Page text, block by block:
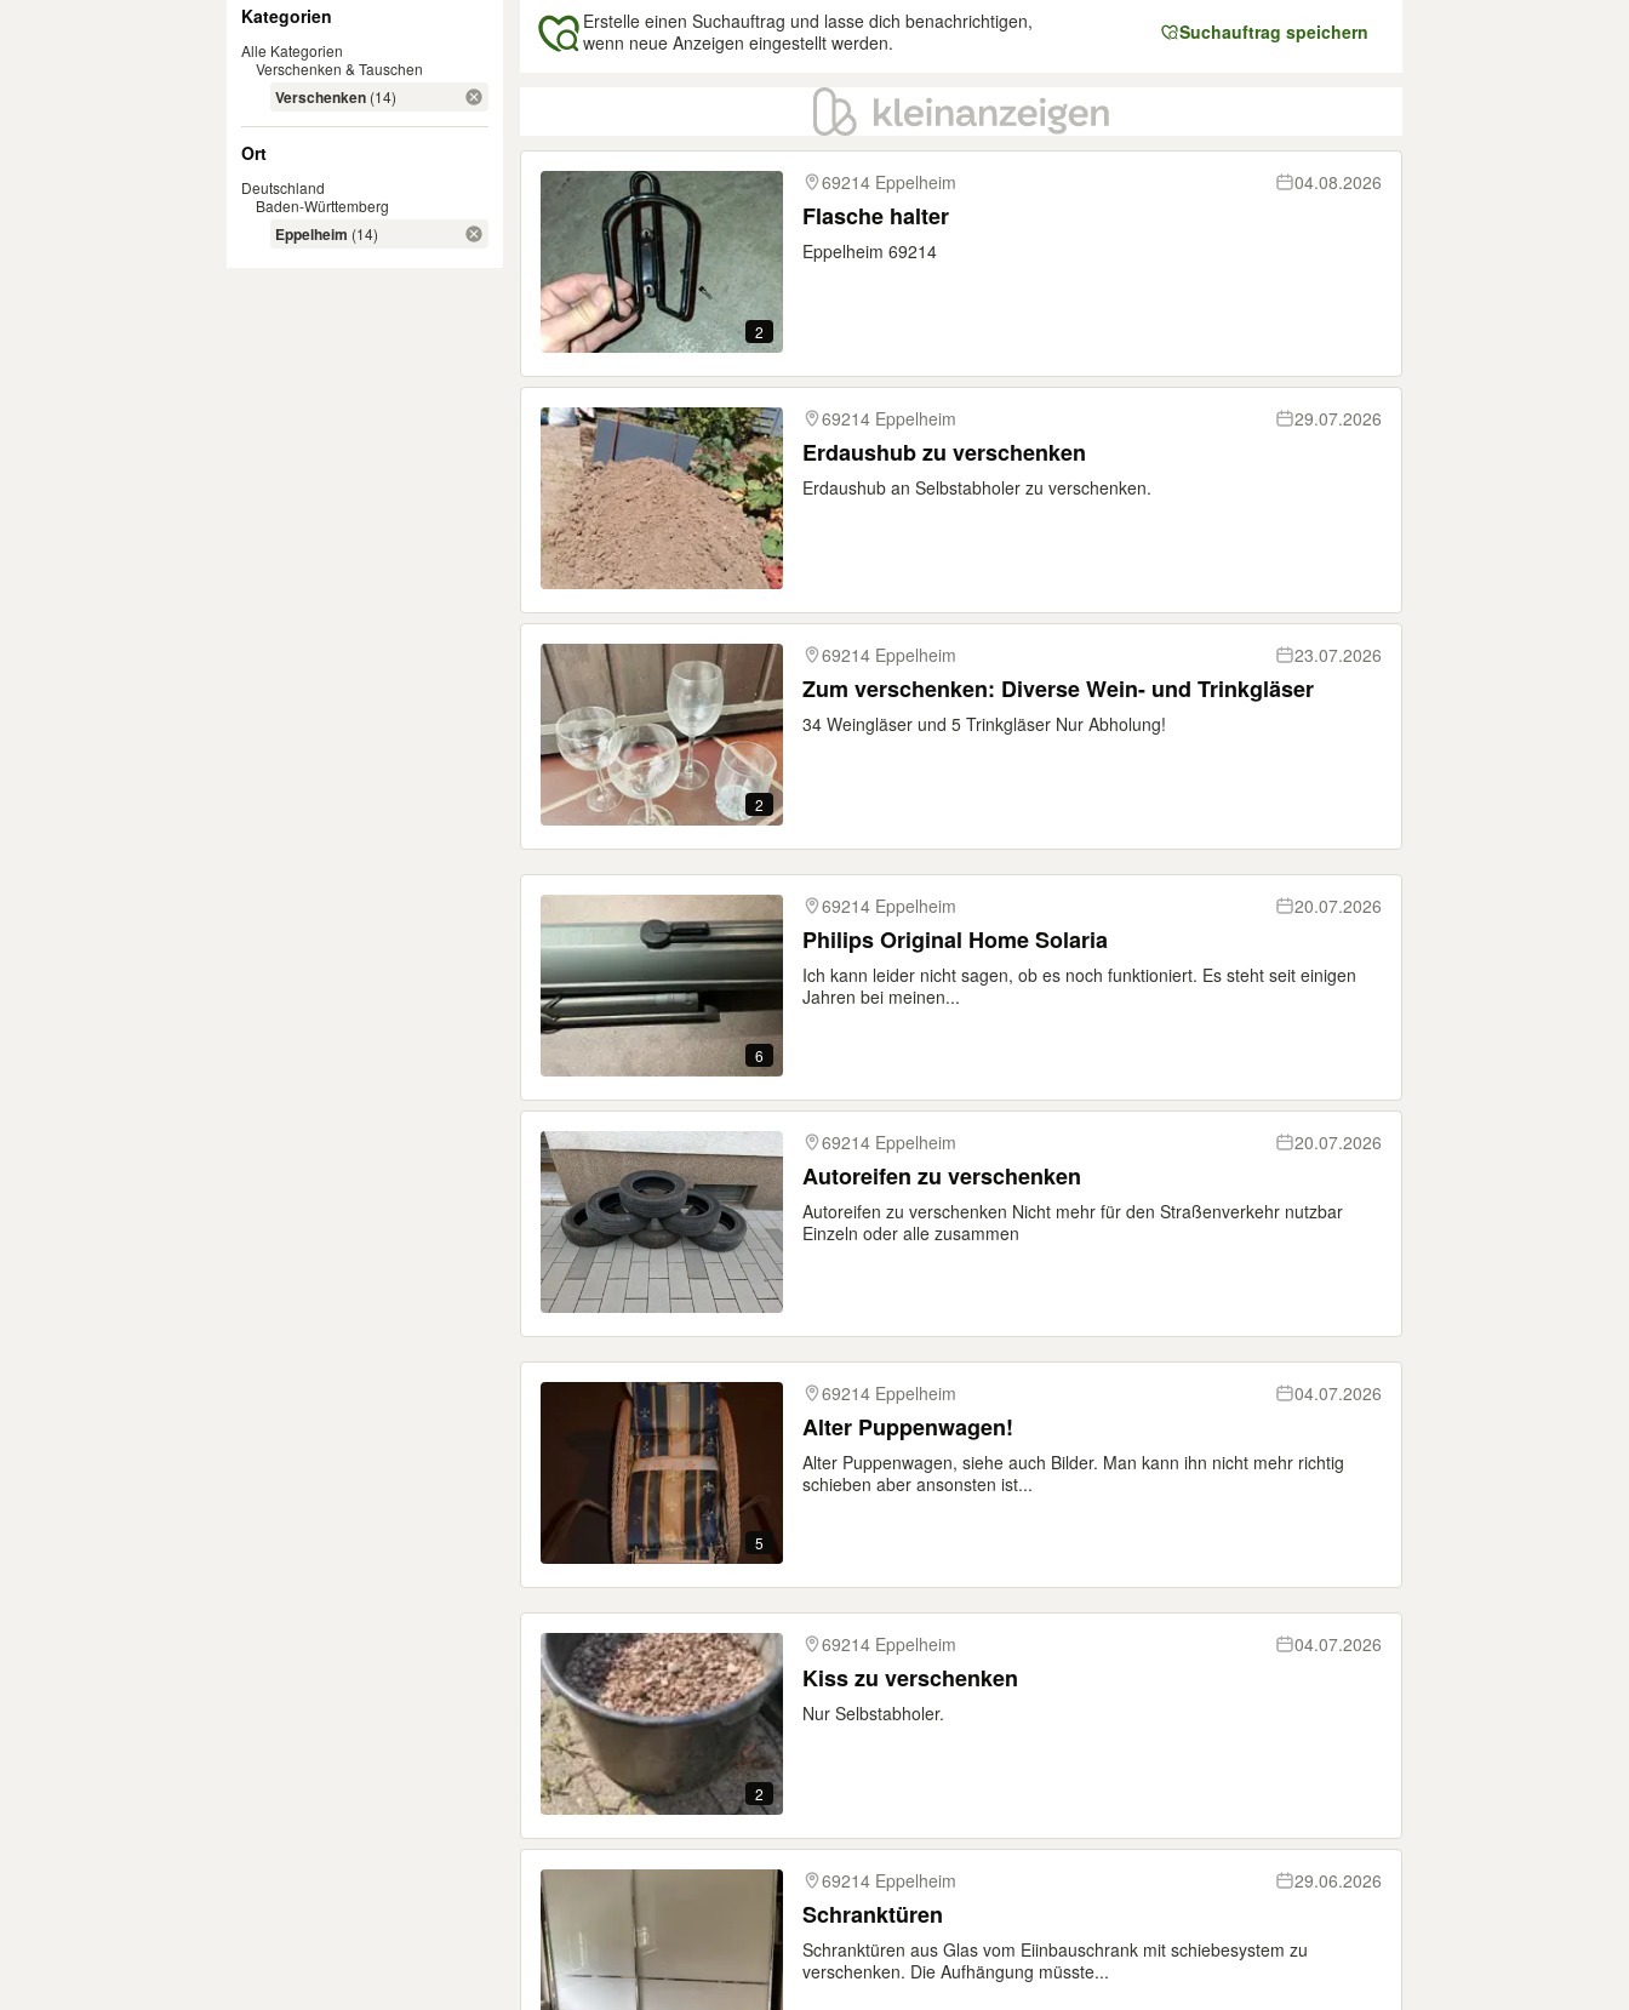
Kategorien
Alle Kategorien
Verschenken & Tauschen
Verschenken (14)
Ort
Deutschland
Baden-Württemberg
Eppelheim (14)
Erstelle einen Suchauftrag und lasse dich benachrichtigen,
wenn neue Anzeigen eingestellt werden.
Suchauftrag speichern
Ergebnisse
2
69214 Eppelheim 04.08.2026
Flasche halter
Eppelheim 69214
69214 Eppelheim 29.07.2026
Erdaushub zu verschenken
Erdaushub an Selbstabholer zu verschenken.
2
69214 Eppelheim 23.07.2026
Zum verschenken: Diverse Wein- und Trinkgläser
34 Weingläser und 5 Trinkgläser Nur Abholung!
6
69214 Eppelheim 20.07.2026
Philips Original Home Solaria
Ich kann leider nicht sagen, ob es noch funktioniert. Es steht seit einigen
Jahren bei meinen...
69214 Eppelheim 20.07.2026
Autoreifen zu verschenken
Autoreifen zu verschenken Nicht mehr für den Straßenverkehr nutzbar
Einzeln oder alle zusammen
5
69214 Eppelheim 04.07.2026
Alter Puppenwagen!
Alter Puppenwagen, siehe auch Bilder. Man kann ihn nicht mehr richtig
schieben aber ansonsten ist...
2
69214 Eppelheim 04.07.2026
Kiss zu verschenken
Nur Selbstabholer.
69214 Eppelheim 29.06.2026
Schranktüren
Schranktüren aus Glas vom Eiinbauschrank mit schiebesystem zu
verschenken. Die Aufhängung müsste...